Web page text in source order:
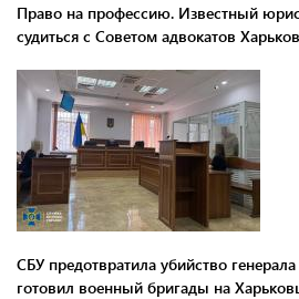
Право на профессию. Известный
судиться с Советом адвокатов
СБУ предотвратила убийство
готовил военный бригады на